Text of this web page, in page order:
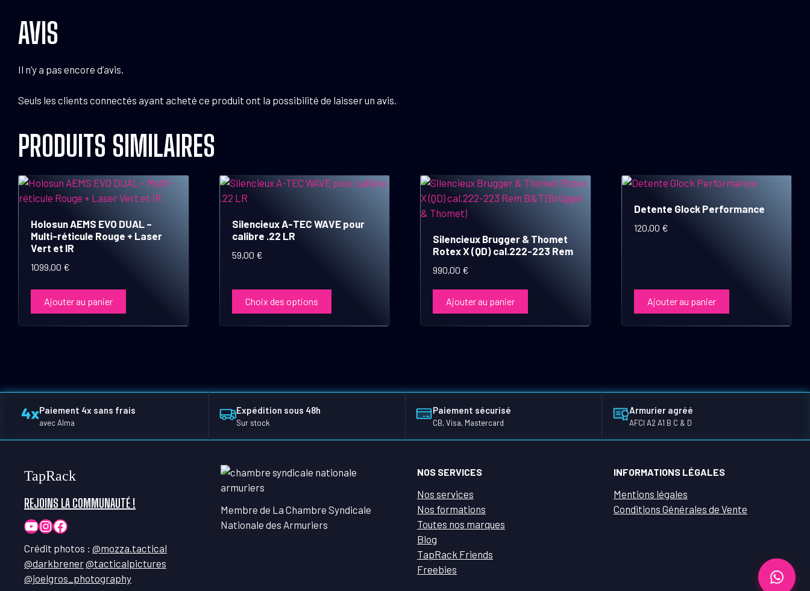
AVIS
Il n’y a pas encore d’avis.
Seuls les clients connectés ayant acheté ce produit ont la possibilité de laisser un avis.
PRODUITS SIMILAIRES
Holosun AEMS EVO DUAL –
Multi-réticule Rouge + Laser
Vert et IR
1099,00 €
Ajouter au panier
Silencieux A-TEC WAVE pour
calibre .22 LR
59,00 €
Choix des options
Ce
produit
plusieurs
variations.
Les
peuvent
choisies
produit
Silencieux Brugger & Thomet
Rotex X (QD) cal.222-223 Rem
990,00 €
Ajouter au panier
Detente Glock Performance
120,00 €
Ajouter au panier
Paiement 4x sans frais
avec Alma
Expédition sous 48h
Sur stock
Paiement sécurisé
CB, Visa, Mastercard
Armurier agréé
AFCI A2 A1 B C & D
TapRack
REJOINS LA COMMUNAUTÉ !
YouTube
Instagram
Facebook
Crédit photos : @mozza.tactical
@darkbrener@tacticalpictures
@joelgros_photography
Membre de La Chambre Syndicale
Nationale des Armuriers
NOS SERVICES
Nos services
Nos formations
Toutes nos marques
Blog
TapRack Friends
Freebies
INFORMATIONS LÉGALES
Mentions légales
Conditions Générales de Vente